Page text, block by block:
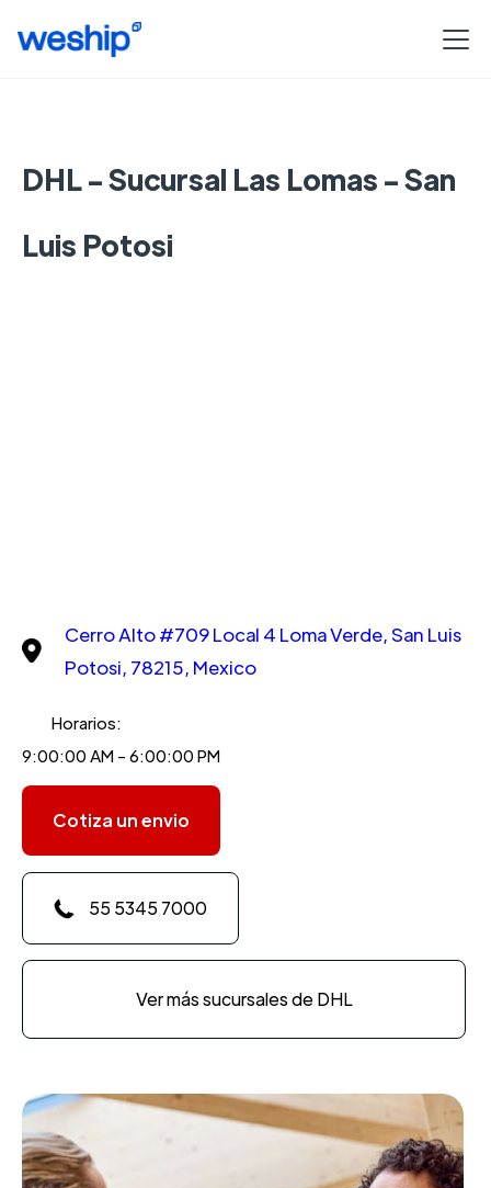
DHL - Sucursal Las Lomas - San
Luis Potosi
Cerro Alto #709 Local 4 Loma Verde, San Luis
Potosi, 78215, Mexico
Horarios:
9:00:00 AM - 6:00:00 PM
Cotiza un envio
55 5345 7000
Ver más sucursales de DHL